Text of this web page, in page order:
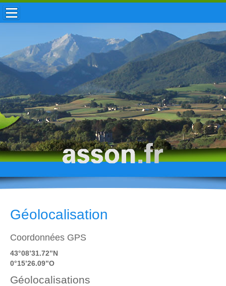
ACCUEIL / INFOS
MUNICIPALITÉ
VIE LOCALE
ENFANCE
TOURISME
HISTOIRE
Géolocalisation
Coordonnées GPS
43°08’31.72’’N
0°15’26.09’’O
Géolocalisations